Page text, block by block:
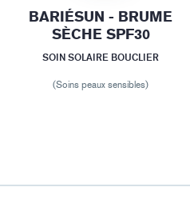
BARIÉSUN - BRUME
SÈCHE SPF30
SOIN SOLAIRE BOUCLIER
(Soins peaux sensibles)